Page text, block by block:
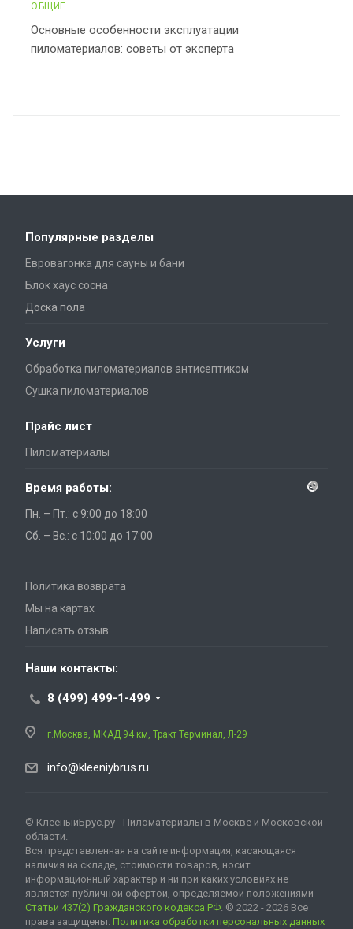
ОБЩИЕ
Основные особенности эксплуатации
пиломатериалов: советы от эксперта
Популярные разделы
Евровагонка для сауны и бани
Блок хаус сосна
Доска пола
Услуги
Обработка пиломатериалов антисептиком
Сушка пиломатериалов
Прайс лист
Пиломатериалы
Время работы:
Пн. – Пт.: с 9:00 до 18:00
Сб. – Вс.: с 10:00 до 17:00
Политика возврата
Мы на картах
Написать отзыв
Наши контакты:
8 (499) 499-1-499
г.Москва, МКАД 94 км, Тракт Терминал, Л-29
info@kleeniybrus.ru
© КлееныйБрус.ру - Пиломатериалы в Москве и Московской
области.
Вся представленная на сайте информация, касающаяся
наличия на складе, стоимости товаров, носит
информационный характер и ни при каких условиях не
является публичной офертой, определяемой положениями
Статьи 437(2) Гражданского кодекса РФ. © 2022 - 2026 Все
права защищены. Политика обработки персональных данных